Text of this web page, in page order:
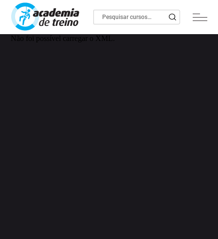
Não foi possível carregar o XML.